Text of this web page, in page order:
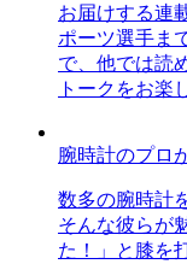
お届けする連
ポーツ選手ま
で、他では読
トークをお楽
腕時計のプロ
数多の腕時計
そんな彼らが
た！」と膝を